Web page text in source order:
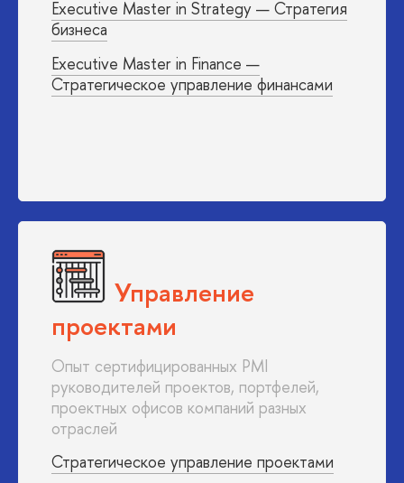
Executive Master in Strategy — Стратегия
бизнеса
Executive Master in Finance —
Стратегическое управление финансами
Управление
проектами
Опыт сертифицированных PMI
руководителей проектов, портфелей,
проектных офисов компаний разных
отраслей
Стратегическое управление проектами